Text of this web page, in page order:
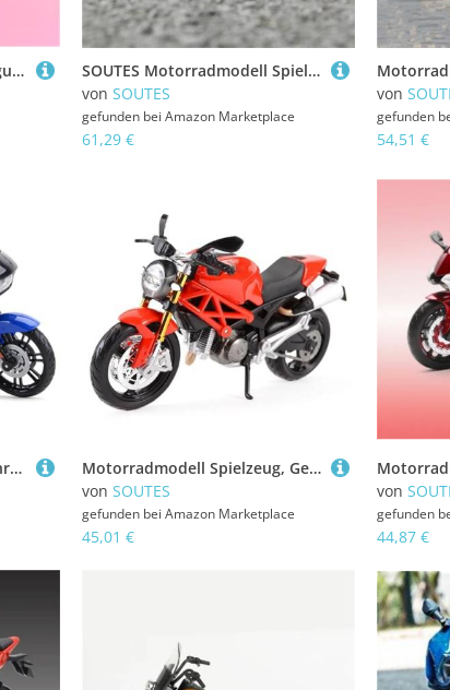
Motorradmodell 1:18 Druckguss-Motorradmodell Aus Aluminiumlegierung, Sammlerstück, Hobby-Spielzeug, Geschenk, Offroad-Motorrad Für Suzuki RM-Z450
SOUTES Motorradmodell Spielzeug-Motorrad-Trikes, Miniaturmodell Aus Druckgussmetall, 1:12, Sammlergeschenk Für Harley, Für Davidson, CVO, Für Tri Glide 2021(Rosso)
von SOUTES
gefunden bei Amazon Marketplace
61,29 €
von
gefunden
54,51 €
SOUTES Motorradmodell Schreibtisch-Dekoration 1:18 Für Harley Für Davidson CVO 2018, Druckgussfahrzeuge, Sammlerstücke, Hobby-Motorrad-Modelle(Blu)
Motorradmodell Spielzeug, Geburtstagsgeschenk, Dekoration, 1:12 Für Ducati Monster 696, Druckgussfahrzeuge, Sammlerstück, Hobby-Motorradmodell(Rosso)
von SOUTES
gefunden bei Amazon Marketplace
45,01 €
von
gefunden
44,87 €